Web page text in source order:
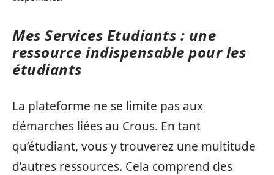
Mes Services Etudiants : une
ressource indispensable pour les
étudiants
La plateforme ne se limite pas aux
démarches liées au Crous. En tant
qu’étudiant, vous y trouverez une multitude
d’autres ressources. Cela comprend des